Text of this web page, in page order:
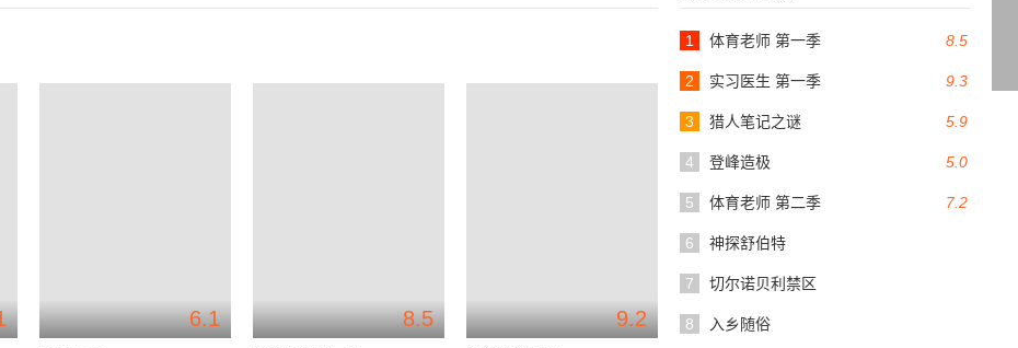
8.5
1 体育老师 第一季
9.3
2 实习医生 第一季
5.9
3 猎人笔记之谜
5.0
4 登峰造极
7.2
5 体育老师 第二季
6 神探舒伯特
7 切尔诺贝利禁区
8 入乡随俗
6.1 8.5 9.2